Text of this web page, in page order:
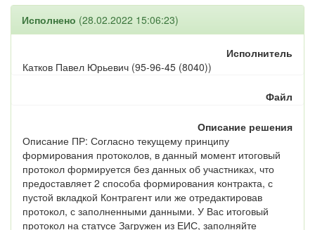
Исполнено (28.02.2022 15:06:23)
Исполнитель
Катков Павел Юрьевич (95-96-45 (8040))
Файл
Описание решения
Описание ПР: Согласно текущему принципу
формирования протоколов, в данный момент итоговый
протокол формируется без данных об участниках, что
предоставляет 2 способа формирования контракта, с
пустой вкладкой Контрагент или же отредактировав
протокол, с заполненными данными. У Вас итоговый
протокол на статусе Загружен из ЕИС, заполняйте